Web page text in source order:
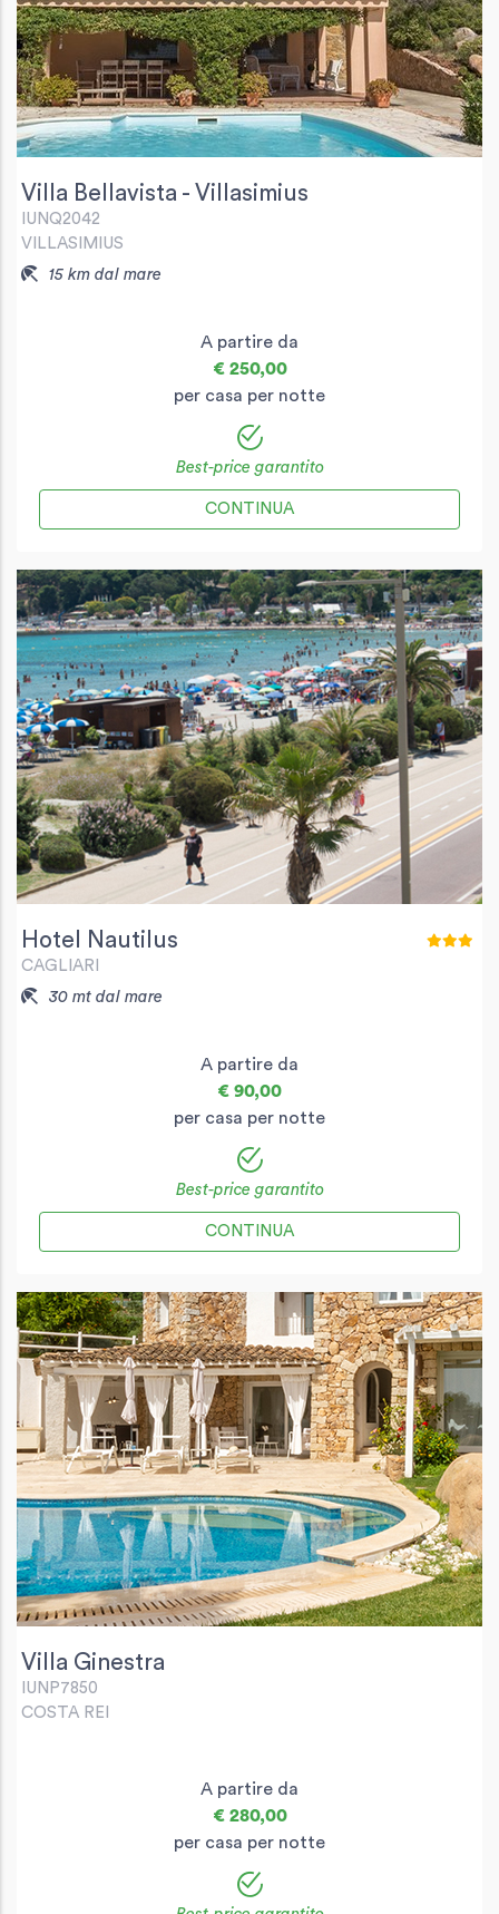
Villa Bellavista - Villasimius
IUNQ2042
VILLASIMIUS
15 km dal mare
A partire da
€ 250,00
per casa per notte
Best-price garantito
CONTINUA
Hotel Nautilus
CAGLIARI
30 mt dal mare
A partire da
€ 90,00
per casa per notte
Best-price garantito
CONTINUA
Villa Ginestra
IUNP7850
COSTA REI
A partire da
€ 280,00
per casa per notte